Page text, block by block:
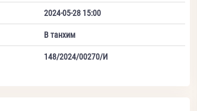
2024-05-28 15:00
В танхим
148/2024/00270/И